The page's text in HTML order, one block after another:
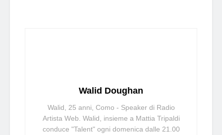
Walid Doughan
Walid, 25 anni, Como - Speaker di Radio
Artista Web. Walid, insieme a Mattia Tripaldi
conduce "Talent" ogni domenica dalle 21.00